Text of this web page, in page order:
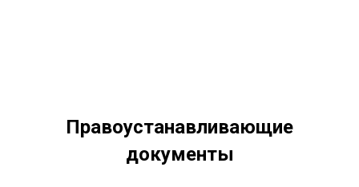
Правоустанавливающие
документы